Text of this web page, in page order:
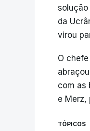
da
virou
O
com as
e Merz,
TÓPICOS